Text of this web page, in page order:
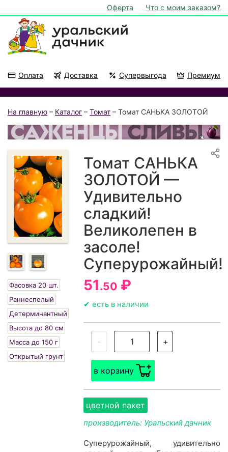
Оферта Что с моим заказом?
Оплата Доставка Супервыгода Премиум
На главную – Каталог – Томат – Томат САНЬКА ЗОЛОТОЙ
Фасовка 20 шт.
Раннеспелый
Детерминантный
Высота до 80 см
Масса до 150 г
Открытый грунт
Томат САНЬКА
ЗОЛОТОЙ —
Удивительно
сладкий!
Великолепен в
засоле!
Суперурожайный!
51.50 ₽
✔ есть в наличии
- +
в корзину
цветной пакет
производитель: Уральский дачник
Суперурожайный, удивительно